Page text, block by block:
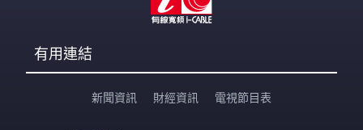
有用連結
新聞資訊 財經資訊 電視節目表